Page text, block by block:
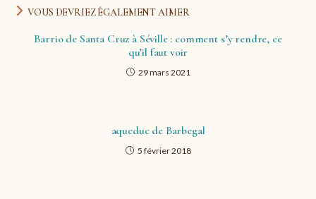
VOUS DEVRIEZ ÉGALEMENT AIMER
Barrio de Santa Cruz à Séville : comment s’y rendre, ce
qu’il faut voir
29 mars 2021
aqueduc de Barbegal
5 février 2018